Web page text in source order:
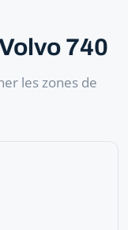
740
les zones de